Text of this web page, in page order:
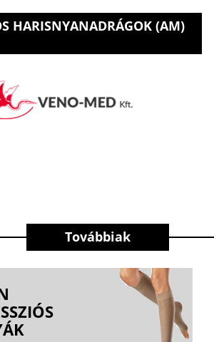
HARISNYANADRÁGOK (AM)
Továbbiak